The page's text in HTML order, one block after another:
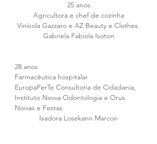
25 anos
Agricultora e chef de cozinha
Vinícola Gazzaro e AZ Beauty e Clothes
Gabriela Fabíola Isoton
28 anos
Farmacêutica hospitalar
EuropaPerTe Consultoria de Cidadania,
Instituto Novva Odontologia e Orus
Noivas e Festas
Isadora Losekann Marcon